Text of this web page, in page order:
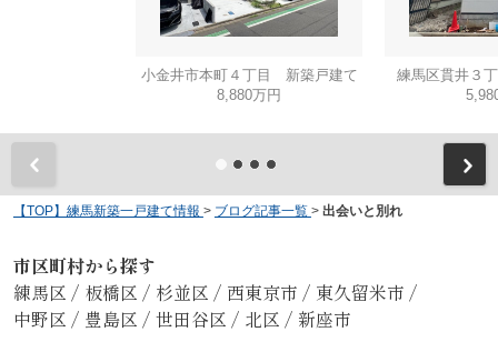
小金井市本町４丁目 新築戸建て
8,880万円
練馬区貫井３
【TOP】練馬新築一戸建て情報 > ブログ記事一覧 > 出会いと別れ
市区町村から探す
練馬区 / 板橋区 / 杉並区 / 西東京市 / 東久留米市 /
中野区 / 豊島区 / 世田谷区 / 北区 / 新座市